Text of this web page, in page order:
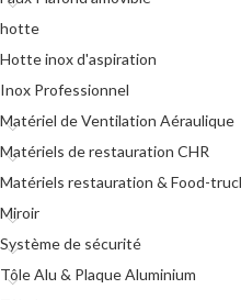
hotte
Hotte inox d'aspiration
Inox Professionnel
Matériel de Ventilation Aéraulique
Matériels de restauration CHR
Matériels restauration & Food-
Miroir
Système de sécurité
Tôle Alu & Plaque Aluminium